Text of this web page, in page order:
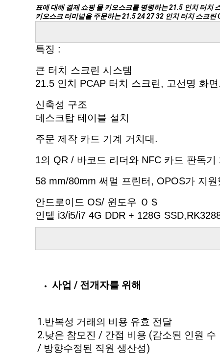
표에 대해 결제 쇼핑 몰 키오스크를 명령하는 21.5 인치 터치
키오스크 터미널을 주문하는 21.5 24 27 32 인치 터치 스크린
특징 :
큰 터치 스크린 시스템
21.5 인치 PCAP 터치 스크린, 고선명 화면.
신축성 구조
데스크탑 테이블 설치
주문 제작 카드 기계 거치대.
1의 QR / 바코드 리더와 NFC 카드 판독기
58 mm/80mm 써멀 프린터, OPOS가 지
안드로이드 OS/ 윈도우 ＯＳ
인텔 i3/i5/i7 4G DDR + 128G
사업 / 전개자를 위해
1.반복성 거래의 비용 유효 전달
2.낮은 참모진 / 간접 비용 (감소된 인원 수
/ 방향수정된 직원 생산성)